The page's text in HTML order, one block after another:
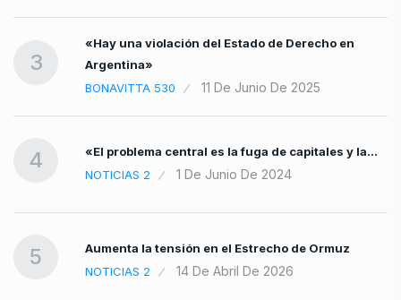
3
«Hay una violación del Estado de Derecho en
Argentina»
BONAVITTA 530
11 De Junio De 2025
4
«El problema central es la fuga de capitales y la…
NOTICIAS 2
1 De Junio De 2024
5
Aumenta la tensión en el Estrecho de Ormuz
NOTICIAS 2
14 De Abril De 2026